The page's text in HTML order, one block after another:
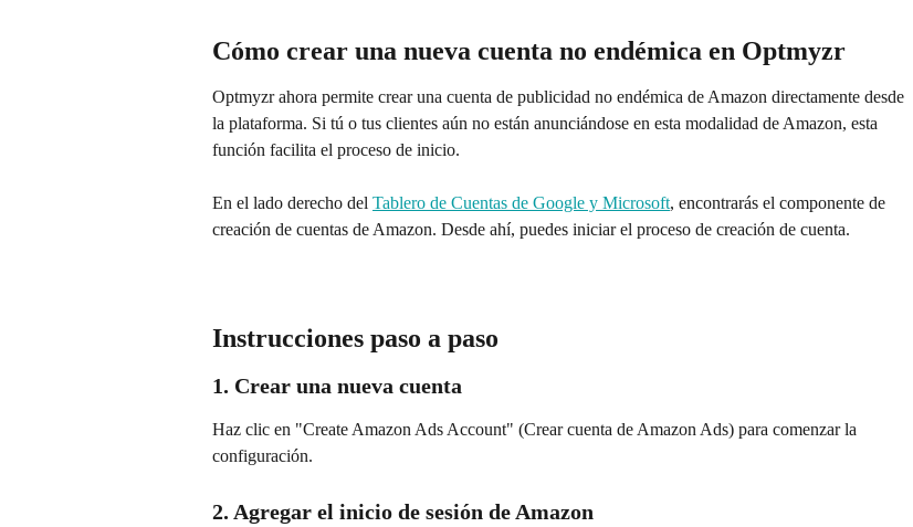
Cómo crear una nueva cuenta no endémica en Optmyzr
Optmyzr ahora permite crear una cuenta de publicidad no endémica de Amazon directamente desde
la plataforma. Si tú o tus clientes aún no están anunciándose en esta modalidad de Amazon, esta
función facilita el proceso de inicio.
En el lado derecho del Tablero de Cuentas de Google y Microsoft, encontrarás el componente de
creación de cuentas de Amazon. Desde ahí, puedes iniciar el proceso de creación de cuenta.
Instrucciones paso a paso
1. Crear una nueva cuenta
Haz clic en "Create Amazon Ads Account" (Crear cuenta de Amazon Ads) para comenzar la
configuración.
2. Agregar el inicio de sesión de Amazon